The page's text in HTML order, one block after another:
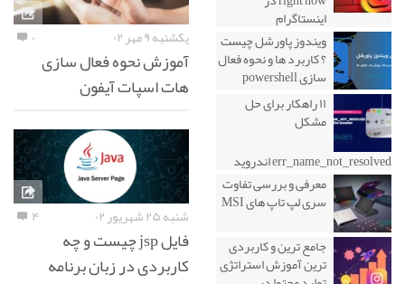
اینستاگرام
ویندوز پاورشل چیست
؟ کاربرد ها و نحوه فعال
سازی powershell
۱۱ راهکار برای حل
مشکل
err_name_not_resolved اندروید
معرفی و بررسی تفاوت
سری لپ تاپ های MSI
جامع ترین و کاربردی
ترین آموزش استراتژی
یکشنبه ۹ مهر ۰۲ ۰
آموزش نحوه فعال سازی
هات اسپات آیفون
شنبه ۲۵ شهریور ۰۲ ۴
فایل jsp چیست و چه
کاربردی در زبان برنامه